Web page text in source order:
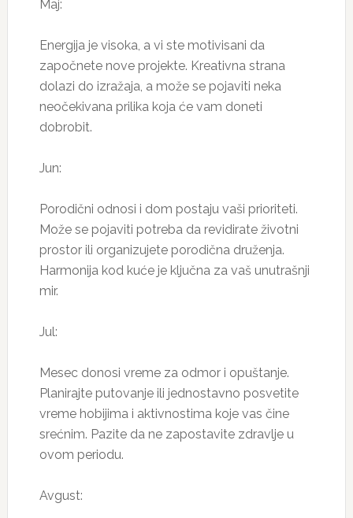
Maj:
Energija je visoka, a vi ste motivisani da
započnete nove projekte. Kreativna strana
dolazi do izražaja, a može se pojaviti neka
neočekivana prilika koja će vam doneti
dobrobit.
Jun:
Porodični odnosi i dom postaju vaši prioriteti.
Može se pojaviti potreba da revidirate životni
prostor ili organizujete porodična druženja.
Harmonija kod kuće je ključna za vaš unutrašnji
mir.
Jul:
Mesec donosi vreme za odmor i opuštanje.
Planirajte putovanje ili jednostavno posvetite
vreme hobijima i aktivnostima koje vas čine
srećnim. Pazite da ne zapostavite zdravlje u
ovom periodu.
Avgust: